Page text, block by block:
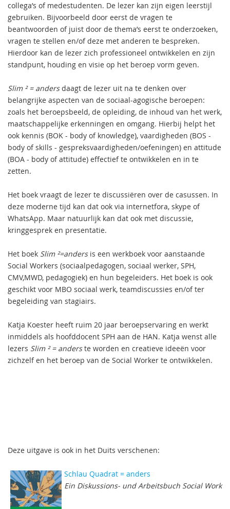
collega’s of medestudenten. De lezer kan zijn eigen leerstijl
gebruiken. Bijvoorbeeld door eerst de vragen te
beantwoorden of juist door de thema’s eerst te onderzoeken,
vragen te stellen en/of deze met anderen te bespreken.
Hierdoor kan de lezer zich professioneel ontwikkelen en zijn
standpunt, houding en visie op het beroep vorm geven.
Slim ² = andersdaagt de lezer uit na te denken over
belangrijke aspecten van de sociaal-agogische beroepen:
zoals het beroepsbeeld, de opleiding, de inhoud van het werk,
maatschappelijke erkenningen en omgang. Hierbij helpt het
ook kennis (BOK - body of knowledge), vaardigheden (BOS -
body of skills - gespreksvaardigheden/oefeningen) en attitude
(BOA - body of attitude) effectief te ontwikkelen en in te
zetten.
Het boek vraagt de lezer te discussiëren over de casussen. In
deze moderne tijd kan dat ook via internetfora, skype of
WhatsApp. Maar natuurlijk kan dat ook met discussie,
kringgesprek en presentatie.
Het boek Slim ²=andersis een werkboek voor aanstaande
Social Workers (sociaalpedagogen, sociaal werker, SPH,
CMV,MWD, pedagogiek) en hun begeleiders. Het boek is ook
geschikt voor MBO sociaal werk, teamdiscussies en/of ter
begeleiding van stagiairs.
Katja Koester heeft ruim 20 jaar beroepservaring en werkt
inmiddels als hoofddocent SPH aan de HAN. Katja wenst alle
lezers Slim ² = anderste worden en creatieve ideeën voor
zichzelf en het beroep van de Social Worker te ontwikkelen.
Deze uitgave is ook in het Duits verschenen:
Schlau Quadrat = anders
Ein Diskussions- und Arbeitsbuch Social Work